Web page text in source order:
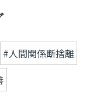
#人間関係断捨離